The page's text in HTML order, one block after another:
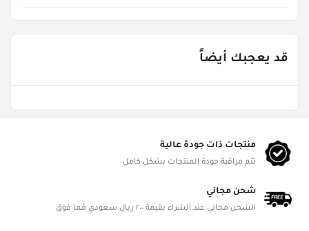
L cm, W cm, H cm
قد يعجبك أيضاً
منتجات ذات جودة عالية
تتم مراقبة جودة المنتجات بشكل كامل
شحن مجاني
الشحن مجاني عند الشراء بقيمة ٢٠٠ ريال سعودي فما فوق